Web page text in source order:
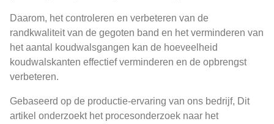
Daarom, het controleren en verbeteren van de
randkwaliteit van de gegoten band en het verminderen van
het aantal koudwalsgangen kan de hoeveelheid
koudwalskanten effectief verminderen en de opbrengst
verbeteren.
Gebaseerd op de productie-ervaring van ons bedrijf, Dit
artikel onderzoekt het procesonderzoek naar het